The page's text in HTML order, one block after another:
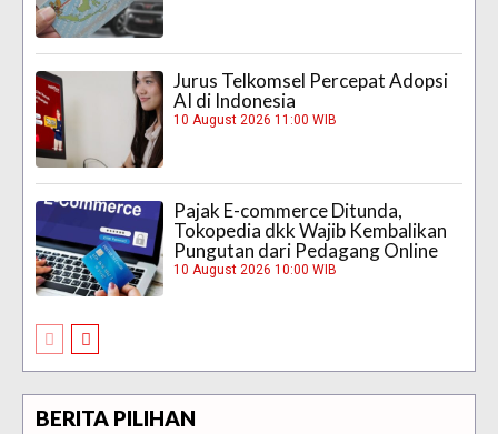
Jurus Telkomsel Percepat Adopsi
AI di Indonesia
10 August 2026 11:00 WIB
Pajak E-commerce Ditunda,
Tokopedia dkk Wajib Kembalikan
Pungutan dari Pedagang Online
10 August 2026 10:00 WIB
BERITA PILIHAN